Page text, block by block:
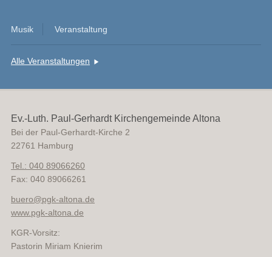
Musik Veranstaltung
Alle Veranstaltungen
Ev.-Luth. Paul-Gerhardt Kirchengemeinde Altona
Bei der Paul-Gerhardt-Kirche 2
22761 Hamburg
Tel.: 040 89066260
Fax: 040 89066261
buero@pgk-altona.de
www.pgk-altona.de
KGR-Vorsitz:
Pastorin Miriam Knierim